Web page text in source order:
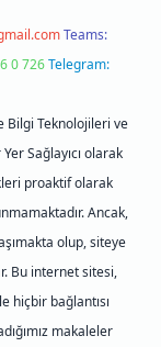
Teams:
0 726Telegram:
Bilgi Teknolojileri ve
Sağlayıcı olarak
proaktif olarak
Ancak,
olup, siteye
Bu internet sitesi,
hiçbir bağlantısı
makaleler